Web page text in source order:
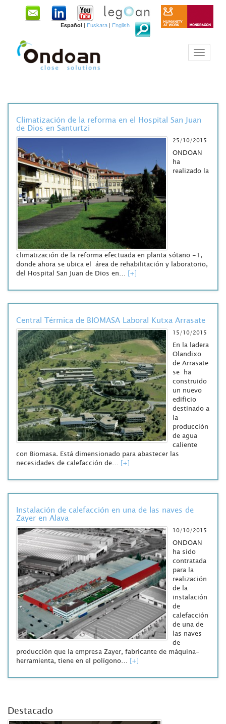
Español | Euskara | English
Climatización de la reforma en el Hospital San Juan
de Dios en Santurtzi
25/10/2015
ONDOAN
ha
realizado la
climatización de la reforma efectuada en planta sótano -1,
donde ahora se ubica el área de rehabilitación y laboratorio,
del Hospital San Juan de Dios en… [+]
Central Térmica de BIOMASA Laboral Kutxa Arrasate
15/10/2015
En la ladera
Olandixo
de Arrasate
se ha
construido
un nuevo
edificio
destinado a
la
producción
de agua
caliente
con Biomasa. Está dimensionado para abastecer las
necesidades de calefacción de… [+]
Instalación de calefacción en una de las naves de
Zayer en Alava
10/10/2015
ONDOAN
ha sido
contratada
para la
realización
de la
instalación
de
calefacción
de una de
las naves
de
producción que la empresa Zayer, fabricante de máquina-
herramienta, tiene en el polígono… [+]
Destacado